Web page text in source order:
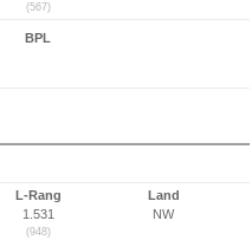
(567)
BPL
L-Rang
1.531
(948)
Land
NW